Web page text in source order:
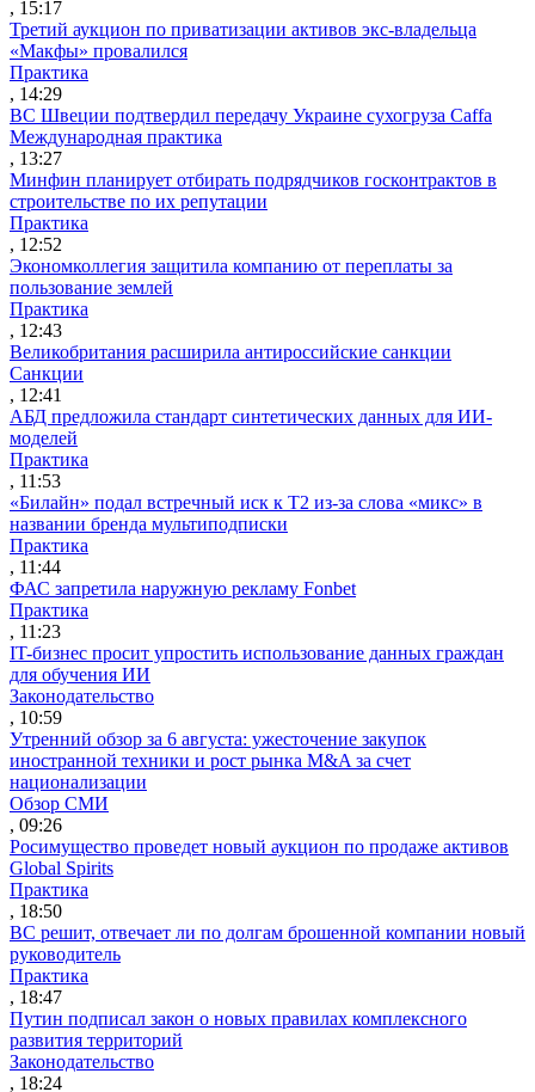
, 15:17
Третий аукцион по приватизации активов экс-владельца
«Макфы» провалился
Практика
, 14:29
ВС Швеции подтвердил передачу Украине сухогруза Caffa
Международная практика
, 13:27
Минфин планирует отбирать подрядчиков госконтрактов в
строительстве по их репутации
Практика
, 12:52
Экономколлегия защитила компанию от переплаты за
пользование землей
Практика
, 12:43
Великобритания расширила антироссийские санкции
Санкции
, 12:41
АБД предложила стандарт синтетических данных для ИИ-
моделей
Практика
, 11:53
«Билайн» подал встречный иск к Т2 из-за слова «микс» в
названии бренда мультиподписки
Практика
, 11:44
ФАС запретила наружную рекламу Fonbet
Практика
, 11:23
IT-бизнес просит упростить использование данных граждан
для обучения ИИ
Законодательство
, 10:59
Утренний обзор за 6 августа: ужесточение закупок
иностранной техники и рост рынка M&A за счет
национализации
Обзор СМИ
, 09:26
Росимущество проведет новый аукцион по продаже активов
Global Spirits
Практика
, 18:50
ВС решит, отвечает ли по долгам брошенной компании новый
руководитель
Практика
, 18:47
Путин подписал закон о новых правилах комплексного
развития территорий
Законодательство
, 18:24